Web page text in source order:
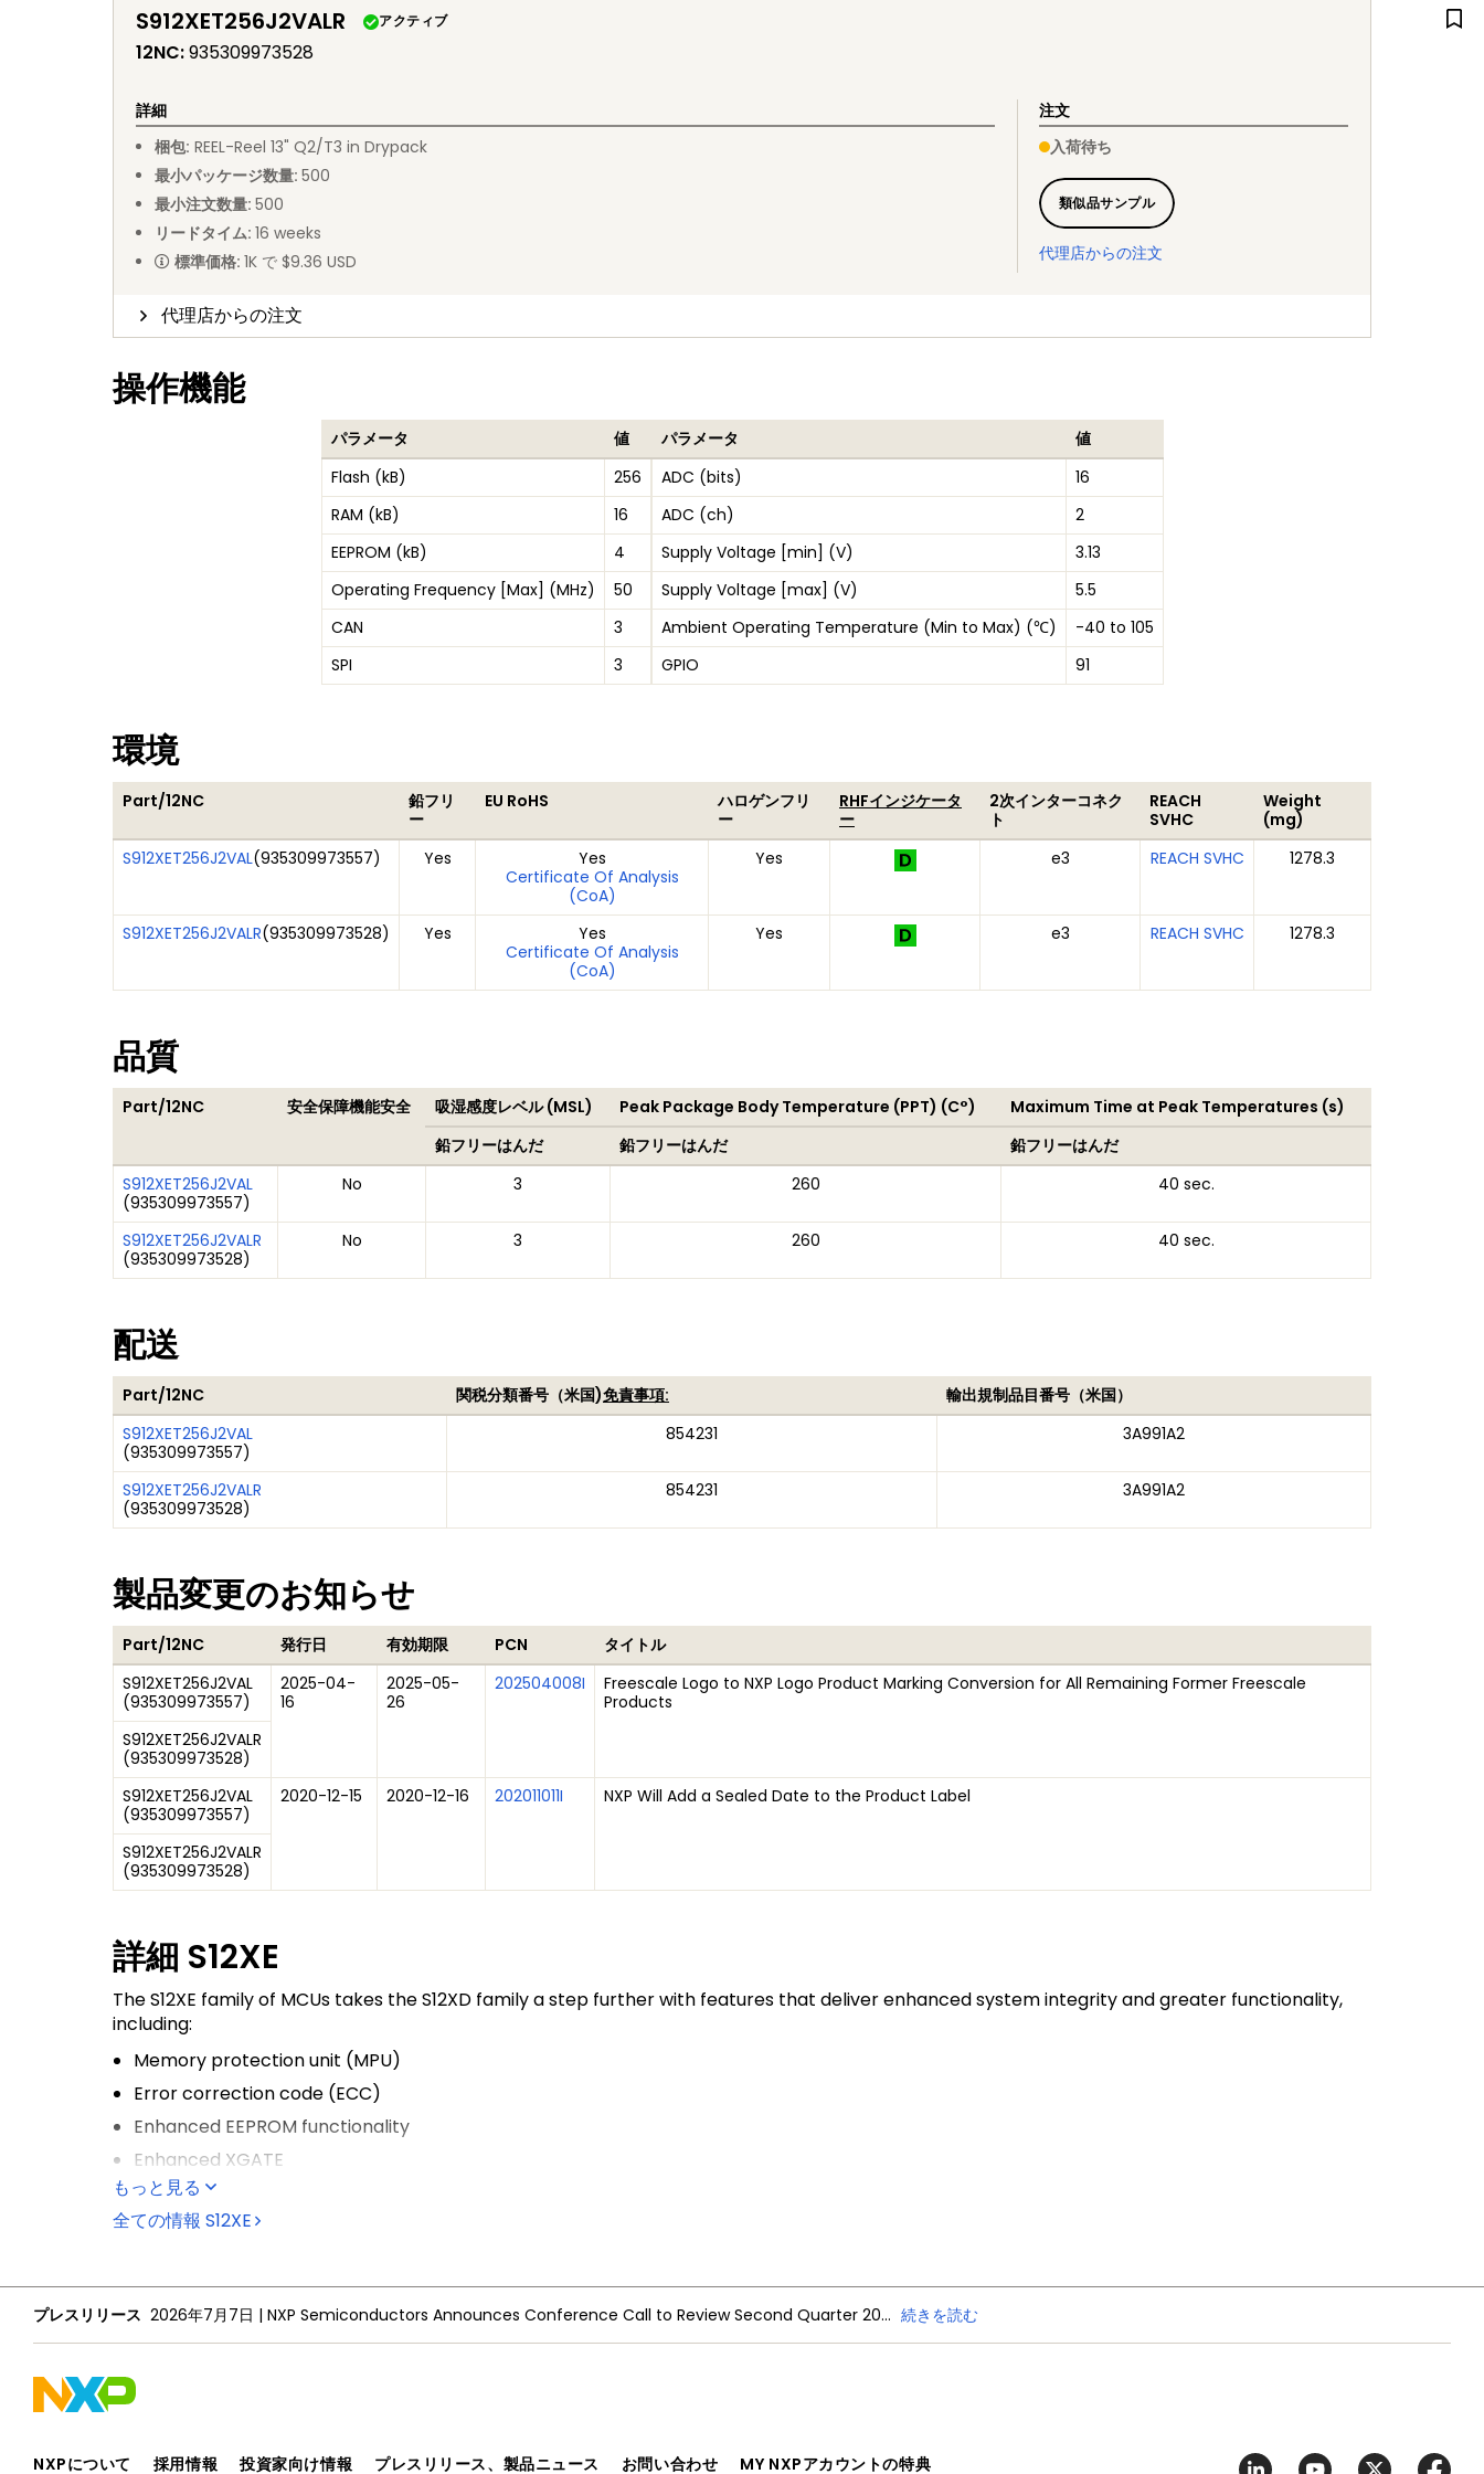
S912XET256J2VALR アクティブ
12NC:935309973528
詳細
梱包: REEL-Reel 13" Q2/T3 in Drypack
最小パッケージ数量: 500
最小注文数量: 500
リードタイム: 16 weeks
標準価格: 1K で $9.36 USD
注文
入荷待ち
類似品サンプル
代理店からの注文
代理店からの注文
操作機能
パラメータ
値
Flash (kB)
256
RAM (kB)
16
EEPROM (kB)
4
Operating Frequency [Max] (MHz)
50
CAN
3
SPI
3
パラメータ
値
ADC (bits)
16
ADC (ch)
2
Supply Voltage [min] (V)
3.13
Supply Voltage [max] (V)
5.5
Ambient Operating Temperature (Min to Max) (℃)
-40 to 105
GPIO
91
環境
Part/12NC
鉛フリ
ー
EU RoHS
ハロゲンフリ
ー
RHFインジケータ
ー
2次インターコネク
ト
REACH
SVHC
Weight
(mg)
S912XET256J2VAL(935309973557) Yes
Yes
Certificate Of Analysis
(CoA)
Yes e3 REACH SVHC 1278.3
S912XET256J2VALR(935309973528) Yes
Yes
Certificate Of Analysis
(CoA)
Yes e3 REACH SVHC 1278.3
品質
Part/12NC 安全保障機能安全 吸湿感度レベル (MSL) Peak Package Body Temperature (PPT) (C°)
Maximum Time at Peak Temperatures (s)
鉛フリーはんだ
鉛フリーはんだ
鉛フリーはんだ
S912XET256J2VAL
(935309973557)
No 3 260 40 sec.
S912XET256J2VALR
(935309973528)
No 3 260 40 sec.
配送
Part/12NC 関税分類番号（米国)免責事項:
輸出規制品目番号（米国）
S912XET256J2VAL
(935309973557)
854231 3A991A2
S912XET256J2VALR
(935309973528)
854231 3A991A2
製品変更のお知らせ
Part/12NC 発行日 有効期限 PCN
タイトル
S912XET256J2VAL
(935309973557)
2025-04-
16
2025-05-
26
202504008I
Freescale Logo to NXP Logo Product Marking Conversion for All Remaining Former Freescale
Products
S912XET256J2VALR
(935309973528)
S912XET256J2VAL
(935309973557)
2020-12-15 2020-12-16 202011011I NXP Will Add a Sealed Date to the Product Label
S912XET256J2VALR
(935309973528)
詳細 S12XE
The S12XE family of MCUs takes the S12XD family a step further with features that deliver enhanced system integrity and greater functionality,
including:
Memory protection unit (MPU)
Error correction code (ECC)
Enhanced EEPROM functionality
Enhanced XGATE
Frequency-modulated locked loop
Faster analog-to-digital converter (ADC)
もっと見る
全ての情報 S12XE
プレスリリース 2026年7月7日 | NXP Semiconductors Announces Conference Call to Review Second Quarter 2026 Financial Results 続きを読む
NXPについて 採用情報 投資家向け情報 プレスリリース、製品ニュース お問い合わせ MY NXPアカウントの特典